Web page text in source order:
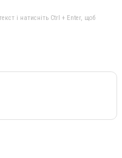
і натисніть Ctrl + Enter, щоб